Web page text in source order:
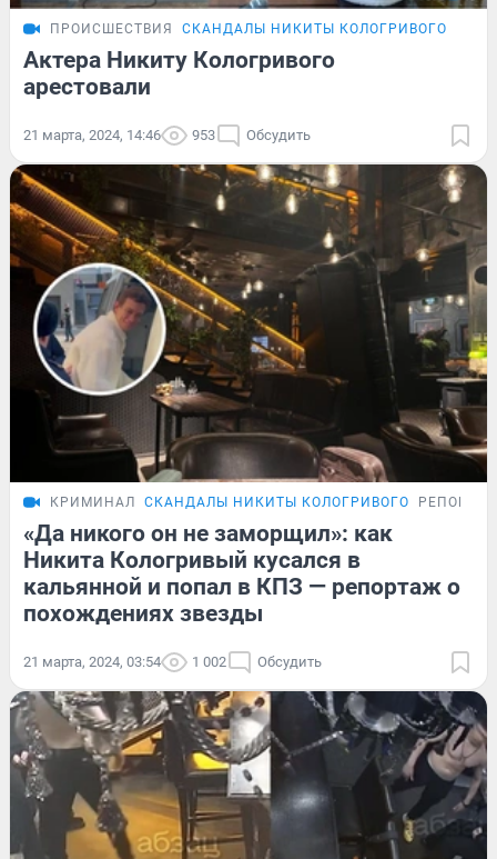
ПРОИСШЕСТВИЯ СКАНДАЛЫ НИКИТЫ КОЛОГРИВОГО
Актера Никиту Кологривого
арестовали
21 марта, 2024, 14:46 953 Обсудить
КРИМИНАЛ СКАНДАЛЫ НИКИТЫ КОЛОГРИВОГО
«Да никого он не заморщил»: как
Никита Кологривый кусался в
кальянной и попал в КПЗ — репортаж о
похождениях звезды
21 марта, 2024, 03:54 1 002 Обсудить